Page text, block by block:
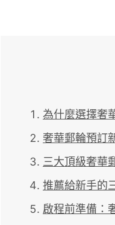
為什麼選擇奢
奢華郵輪預訂
三大頂級奢華
推薦給新手的
啟程前準備：